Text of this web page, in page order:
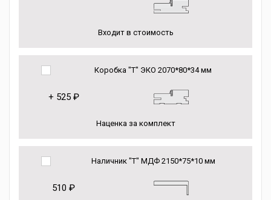
Входит в стоимость
Коробка "Т" ЭКО 2070*80*34 мм
+ 525 ₽
Наценка за комплект
Наличник "Т" МДФ 2150*75*10 мм
510 ₽